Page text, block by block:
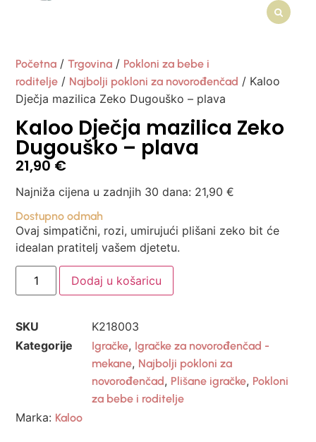
Početna /Trgovina / Pokloni za bebe i
roditelje / Najbolji pokloni za novorođenčad / Kaloo
Dječja mazilica Zeko Dugouško – plava
Kaloo Dječja mazilica Zeko
Dugouško – plava
21,90€
Najniža cijena u zadnjih 30 dana: 21,90€
Dostupno odmah
Ovaj simpatični, rozi, umirujući plišani zeko bit će
idealan pratitelj vašem djetetu.
Dodaj u košaricu
SKU
K218003
Kategorije
Igračke, Igračke za novorođenčad -
mekane, Najbolji pokloni za
novorođenčad, Plišane igračke, Pokloni
za bebe i roditelje
Marka: Kaloo